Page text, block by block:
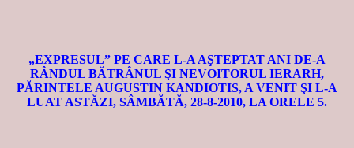
„EXPRESUL” PE CARE L-A AŞTEPTAT ANI DE-A
RÂNDUL BĂTRÂNUL ŞI NEVOITORUL IERARH,
PĂRINTELE AUGUSTIN KANDIOTIS, A VENIT ŞI L-A
LUAT ASTĂZI, SÂMBĂTĂ, 28-8-2010, LA ORELE 5.